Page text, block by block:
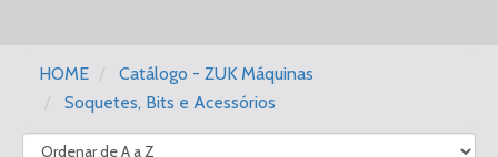
HOME
Catálogo - ZUK Máquinas
Soquetes, Bits e Acessórios